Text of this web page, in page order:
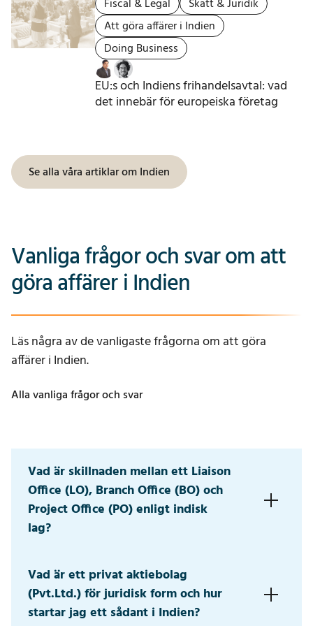
Fiscal & Legal
Skatt & Juridik
Att göra affärer i Indien
Doing Business
EU:s och Indiens frihandelsavtal: vad
det innebär för europeiska företag
Se alla våra artiklar om Indien
Vanliga frågor och svar om att
göra affärer i Indien
Läs några av de vanligaste frågorna om att göra
affärer i Indien.
Alla vanliga frågor och svar
Vad är skillnaden mellan ett Liaison
Office (LO), Branch Office (BO) och
Project Office (PO) enligt indisk
lag?
Liaison Office får endast ägna sig åt främjande
verksamhet och etablera affärskontakter. Ett
projektkontor är särskilt avsett för att organisera
Vad är ett privat aktiebolag
(Pvt.Ltd.) för juridisk form och hur
startar jag ett sådant i Indien?